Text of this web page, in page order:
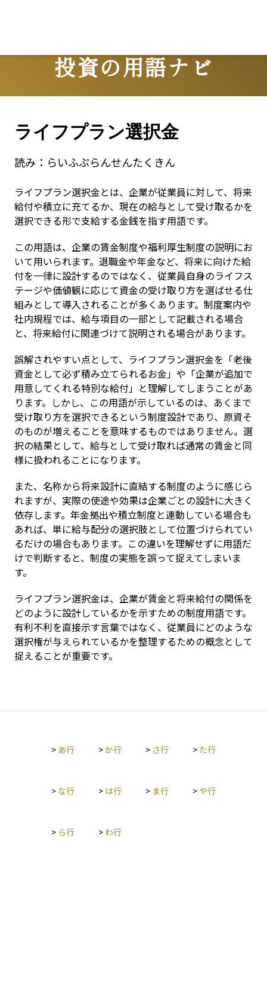
投資の用語ナビ
Terms
ライフプラン選択金
読み： らいふぷらんせんたくきん
ライフプラン選択金とは、企業が従業員に対して、将来
給付や積立に充てるか、現在の給与として受け取るかを
選択できる形で支給する金銭を指す用語です。
この用語は、企業の賃金制度や福利厚生制度の説明にお
いて用いられます。退職金や年金など、将来に向けた給
付を一律に設計するのではなく、従業員自身のライフス
テージや価値観に応じて資金の受け取り方を選ばせる仕
組みとして導入されることが多くあります。制度案内や
社内規程では、給与項目の一部として記載される場合
と、将来給付に関連づけて説明される場合があります。
誤解されやすい点として、ライフプラン選択金を「老後
資金として必ず積み立てられるお金」や「企業が追加で
用意してくれる特別な給付」と理解してしまうことがあ
ります。しかし、この用語が示しているのは、あくまで
受け取り方を選択できるという制度設計であり、原資そ
のものが増えることを意味するものではありません。選
択の結果として、給与として受け取れば通常の賃金と同
様に扱われることになります。
また、名称から将来設計に直結する制度のように感じら
れますが、実際の使途や効果は企業ごとの設計に大きく
依存します。年金拠出や積立制度と連動している場合も
あれば、単に給与配分の選択肢として位置づけられてい
るだけの場合もあります。この違いを理解せずに用語だ
けで判断すると、制度の実態を誤って捉えてしまいま
す。
ライフプラン選択金は、企業が賃金と将来給付の関係を
どのように設計しているかを示すための制度用語です。
有利不利を直接示す言葉ではなく、従業員にどのような
選択権が与えられているかを整理するための概念として
捉えることが重要です。
> あ行 >か行 > さ行 > た行
> な行 > は行 > ま行 > や行
> ら行 > わ行